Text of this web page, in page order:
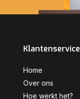
Klantenservice
Home
Over ons
Hoe werkt het?